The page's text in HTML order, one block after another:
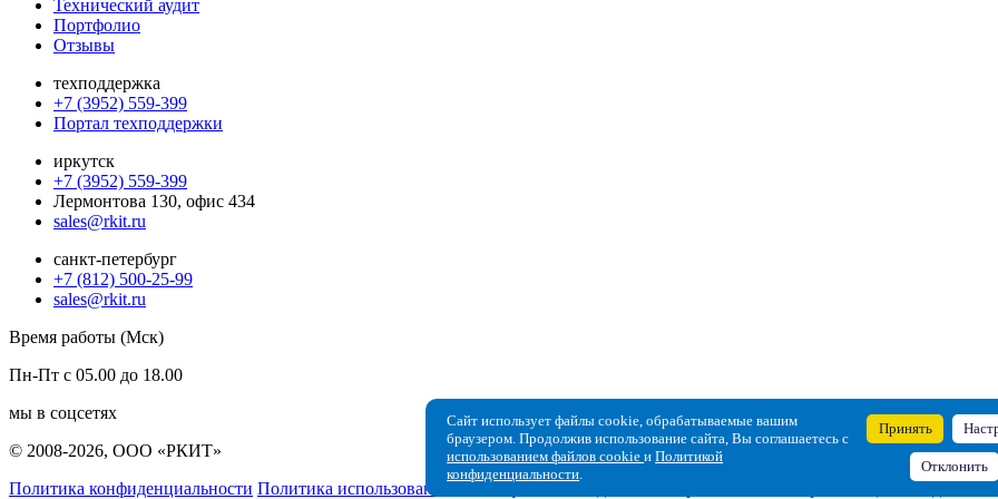
Технический аудит
Портфолио
Отзывы
техподдержка
+7 (3952) 559-399
Портал техподдержки
иркутск
+7 (3952) 559-399
Лермонтова 130, офис 434
sales@rkit.ru
санкт-петербург
+7 (812) 500-25-99
sales@rkit.ru
Время работы (Мск)
Пн-Пт с 05.00 до 18.00
мы в соцсетях
© 2008-2026, ООО «РКИТ»
Политика конфиденциальности Политика использования cookie-файлов Сведения
Сайт использует файлы cookie, обрабатываемые вашим
браузером. Продолжив использование сайта, Вы соглашаетесь с
использованием файлов cookieиПолитикой
конфиденциальности.
Принять
Отклонить